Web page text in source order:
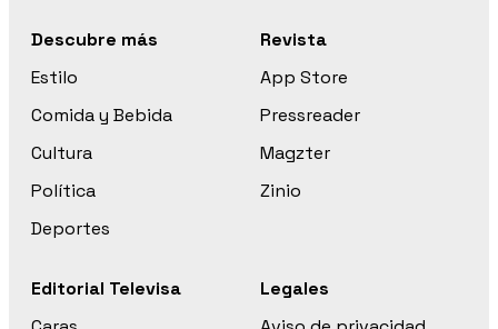
Descubre más
Estilo
Comida y Bebida
Cultura
Política
Deportes
Revista
App Store
Pressreader
Magzter
Zinio
Editorial Televisa
Legales